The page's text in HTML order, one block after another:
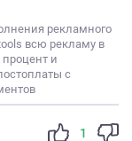
рекламного
всю рекламу в
и
с
1